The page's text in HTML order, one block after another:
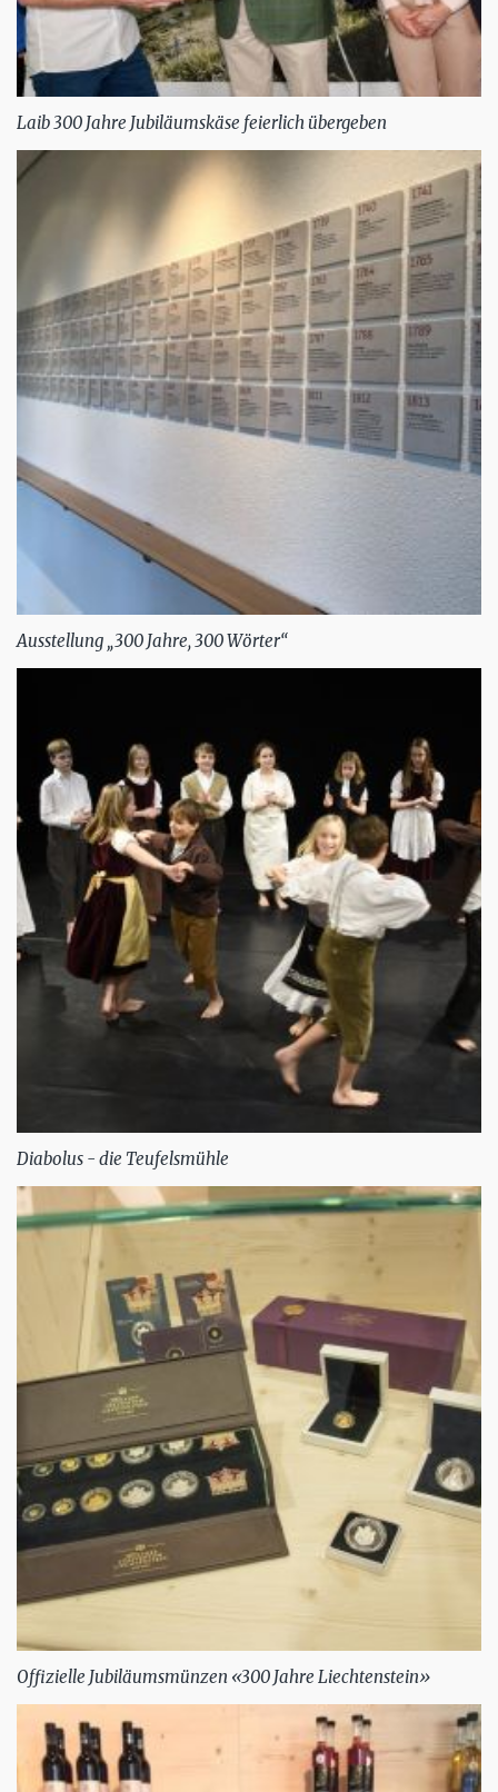
Laib 300 Jahre Jubiläumskäse feierlich übergeben
Ausstellung „300 Jahre, 300 Wörter“
Diabolus - die Teufelsmühle
Offizielle Jubiläumsmünzen «300 Jahre Liechtenstein»